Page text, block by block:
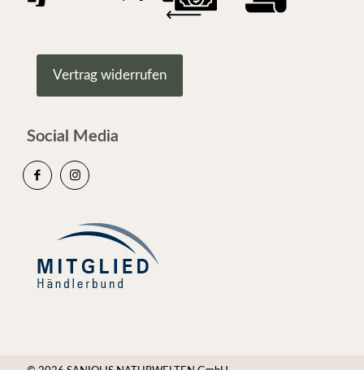
Vertrag widerrufen
Social Media